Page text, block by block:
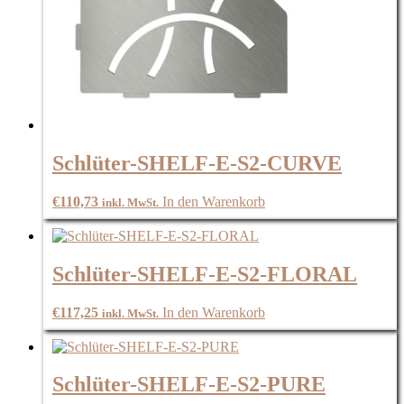
Schlüter-SHELF-E-S2-CURVE
€110,73 inkl. MwSt. In den Warenkorb
Schlüter-SHELF-E-S2-FLORAL
€117,25 inkl. MwSt. In den Warenkorb
Schlüter-SHELF-E-S2-PURE